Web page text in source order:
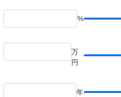
%
万
円
年